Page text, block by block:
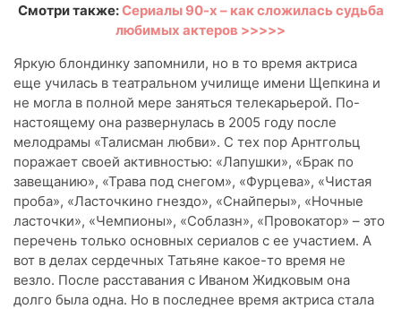
Смотри также:Сериалы 90-х – как сложилась судьба
любимых актеров >>>>>
Яркую блондинку запомнили, но в то время актриса
еще училась в театральном училище имени Щепкина и
не могла в полной мере заняться телекарьерой. По-
настоящему она развернулась в 2005 году после
мелодрамы «Талисман любви». С тех пор Арнтгольц
поражает своей активностью: «Лапушки», «Брак по
завещанию», «Трава под снегом», «Фурцева», «Чистая
проба», «Ласточкино гнездо», «Снайперы», «Ночные
ласточки», «Чемпионы», «Соблазн», «Провокатор» – это
перечень только основных сериалов с ее участием. А
вот в делах сердечных Татьяне какое-то время не
везло. После расставания с Иваном Жидковым она
долго была одна. Но в последнее время актриса стала